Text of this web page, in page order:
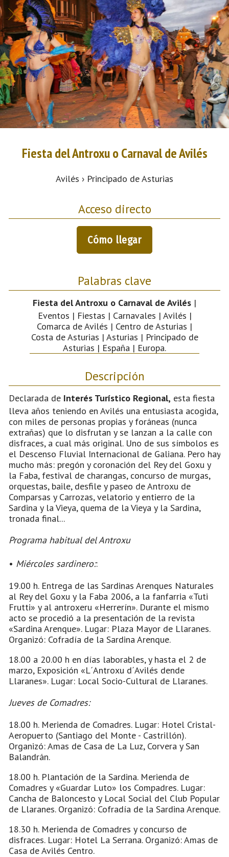
Fiesta del Antroxu o Carnaval de Avilés
Avilés › Principado de Asturias
Acceso directo
Cómo llegar
Palabras clave
Fiesta del Antroxu o Carnaval de Avilés |
Eventos | Fiestas | Carnavales | Avilés |
Comarca de Avilés | Centro de Asturias |
Costa de Asturias | Asturias | Principado de
Asturias | España | Europa.
Descripción
Declarada de Interés Turístico Regional, esta fiesta
lleva años teniendo en Avilés una entusiasta acogida,
con miles de personas propias y foráneas (nunca
extrañas) que lo disfrutan y se lanzan a la calle con
disfraces, a cual más original. Uno de sus símbolos es
el Descenso Fluvial Internacional de Galiana. Pero hay
mucho más: pregón y coronación del Rey del Goxu y
la Faba, festival de charangas, concurso de murgas,
orquestas, baile, desfile y paseo de Antroxu de
Comparsas y Carrozas, velatorio y entierro de la
Sardina y la Vieya, quema de la Vieya y la Sardina,
tronada final...
Programa habitual del Antroxu
• Miércoles sardinero::
19.00 h. Entrega de las Sardinas Arenques Naturales
al Rey del Goxu y la Faba 2006, a la fanfarria «Tuti
Frutti» y al antroxeru «Herrerín». Durante el mismo
acto se procedió a la presentación de la revista
«Sardina Arenque». Lugar: Plaza Mayor de Llaranes.
Organizó: Cofradía de la Sardina Arenque.
18.00 a 20.00 h en días laborables, y hasta el 2 de
marzo, Exposición «L´Antroxu d´Avilés dende
Llaranes». Lugar: Local Socio-Cultural de Llaranes.
Jueves de Comadres:
18.00 h. Merienda de Comadres. Lugar: Hotel Cristal-
Aeropuerto (Santiago del Monte - Castrillón).
Organizó: Amas de Casa de La Luz, Corvera y San
Balandrán.
18.00 h. Plantación de la Sardina. Merienda de
Comadres y «Guardar Luto» los Compadres. Lugar:
Cancha de Baloncesto y Local Social del Club Popular
de Llaranes. Organizó: Cofradía de la Sardina Arenque.
18.30 h. Merienda de Comadres y concurso de
disfraces. Lugar: Hotel La Serrana. Organizó: Amas de
Casa de Avilés Centro.